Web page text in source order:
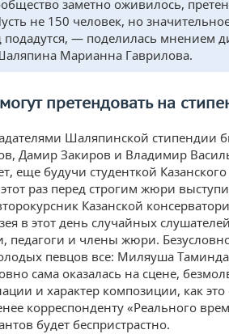
заметно оживилось,
не 150 человек, но
— поделилась мнением
Марианна Гаврилова.
претендовать на
Шаляпинской стипендии
Дамир Закиров и Владимир
еще будучи студенткой
раз перед строгим жюри
Казанской
в этот день случайных
и члены жюри.
певцов все: Миляуша
сама оказалась на сцене,
и характер композиции, как
корреспонденту «Реального
будет беспристрастно.